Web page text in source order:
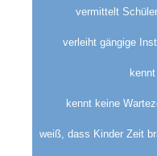
vermittelt
verleiht gängige
kennt keine
weiß, dass Kinder Zeit